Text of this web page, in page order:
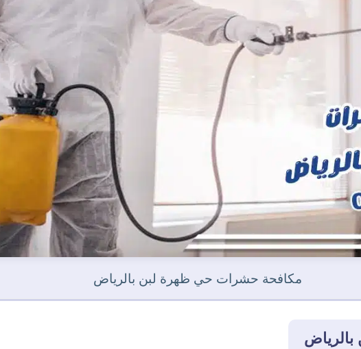
مكافحة حشرات حي ظهرة لبن بالرياض